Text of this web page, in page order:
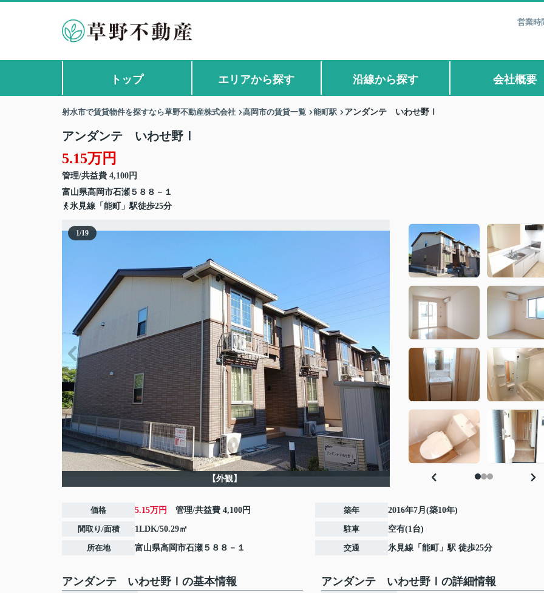
営業
トップ エリアから探す 沿線から探す 会社概要
射水市で賃貸物件を探すなら草野不動産株式会社 高岡市の賃貸一覧 能町駅 アンダンテ いわせ野Ⅰ
アンダンテ いわせ野Ⅰ
5.15万円
管理/共益費 4,100円
富山県高岡市石瀬 ５８８－１
氷見線「能町」駅徒歩25分
1/19
【外観】
価格 5.15万円 管理/共益費 4,100円
間取り/面積 1LDK/50.29㎡
所在地 富山県高岡市石瀬 ５８８－１
築年 2016年7月(築10年)
駐車 空有(1台)
交通 氷見線 「 能町 」駅 徒歩25分
アンダンテ いわせ野Ⅰの基本情報 アンダンテ いわせ野Ⅰの詳細情報